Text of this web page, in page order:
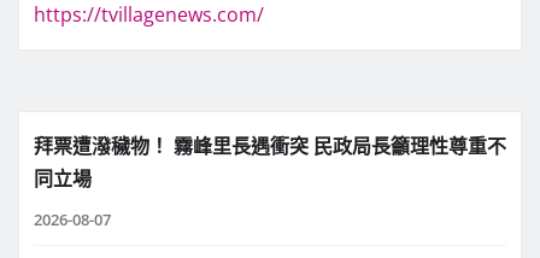
https://tvillagenews.com/
拜票遭潑穢物！ 霧峰里長遇衝突 民政局長籲理性尊重不
同立場
2026-08-07